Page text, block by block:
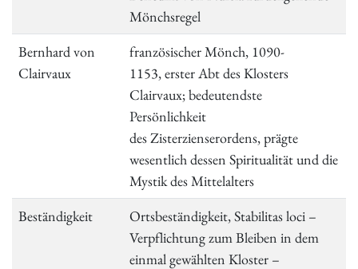
Mönchsregel
Bernhard von
Clairvaux
französischer Mönch, 1090-
1153, erster Abt des Klosters
Clairvaux; bedeutendste
Persönlichkeit
des Zisterzienserordens, prägte
wesentlich dessen Spiritualität und die
Mystik des Mittelalters
Beständigkeit
Ortsbeständigkeit, Stabilitas loci –
Verpflichtung zum Bleiben in dem
einmal gewählten Kloster –